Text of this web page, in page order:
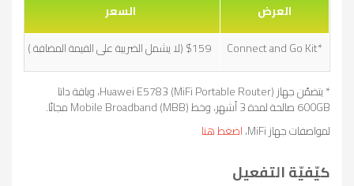
العرض
السعر
*Connect and Go Kit
* يتضمّن جهاز Huawei E5783 (MiFi Portable Router)، وباقة داتا
600GB صالحة لمدة 3 أشهر، وخط Mobile Broadband (MBB) مجانًا.
لمواصفات جهاز MiFi،
اضغط هنا
كيّفيّة التفعيل